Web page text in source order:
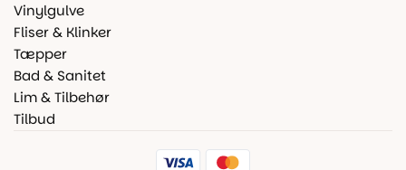
Vinylgulve
Fliser & Klinker
Tæpper
Bad & Sanitet
Lim & Tilbehør
Tilbud